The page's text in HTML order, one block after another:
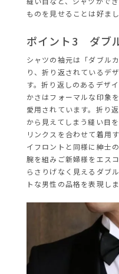
ものを見せることは好まし
ポイント3 ダブ
シャツの袖元は「ダブル
り、折り返されているデ
す。折り返しのあるデザ
かさはフォーマルな印象
愛用されています。折り
から見えてしまう縫い目
リンクスを合わせて着用
イフロントと同様に紳士
腕を組みご新婦様をエス
らさりげなく見えるダブ
トな男性の品格を表現しま